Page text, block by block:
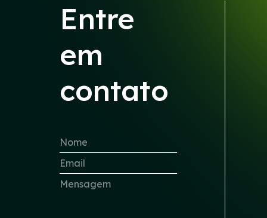
Entre
em
contato